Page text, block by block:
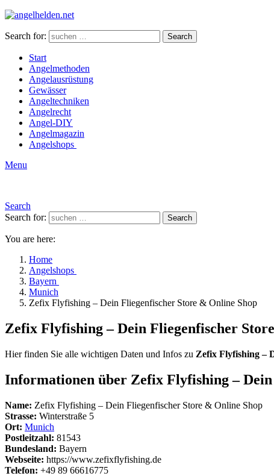
Search for: Search
Start
Angelmethoden
Angelausrüstung
Gewässer
Angeltechniken
Angelrecht
Angel-DIY
Angelmagazin
Angelshops
Menu
Search
Search for:
Search
You are here:
Home
Angelshops
Bayern
Munich
Zefix Flyfishing – Dein Fliegenfischer Store & Online Shop
Zefix Flyfishing – Dein Fliegenfischer
Hier finden Sie alle wichtigen Daten und Infos zu Zefix Flyfishing –
Informationen über Zefix Flyfishing –
Name: Zefix Flyfishing – Dein Fliegenfischer Store & Online Shop
Strasse: Winterstraße 5
Ort: Munich
Postleitzahl: 81543
Bundesland: Bayern
Webseite: https://www.zefixflyfishing.de
Telefon: +49 89 66616775